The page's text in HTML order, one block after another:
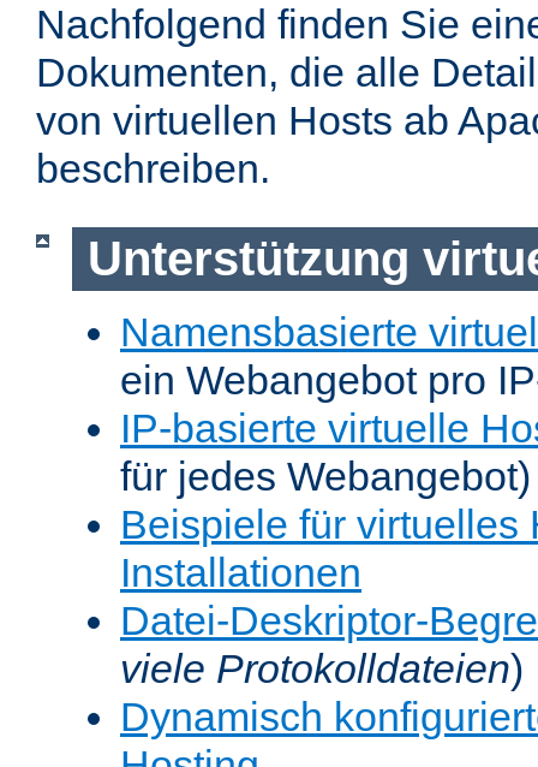
Nachfolgend finden Sie
Dokumenten, die alle
von virtuellen Hosts ab
beschreiben.
Unterstützung
Namensbasierte
ein Webangebot pro
IP-basierte virtuelle
für jedes Webangebot)
Beispiele für virtuelles
Installationen
Datei-Deskriptor-
viele Protokolldateien)
Dynamisch